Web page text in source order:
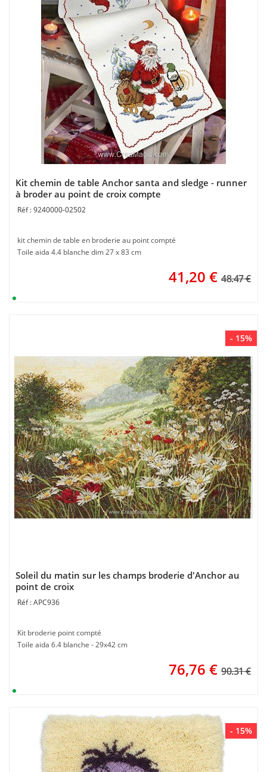
Kit chemin de table Anchor santa and sledge - runner
à broder au point de croix compte
9240000-02502
kit chemin de table en broderie au point compté
Toile aida 4.4 blanche dim 27 x 83 cm
41,20 € 48.47 €
- 15%
Soleil du matin sur les champs broderie d'Anchor au
point de croix
APC936
Kit broderie point compté
Toile aida 6.4 blanche - 29x42 cm
76,76 € 90.31 €
- 15%